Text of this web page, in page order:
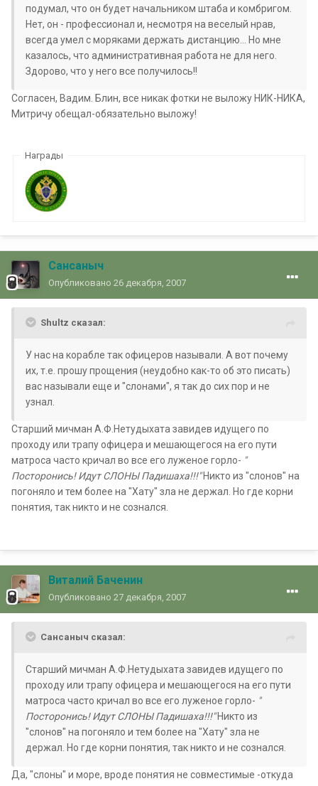
подумал, что он будет начальником штаба и комбригом.
Нет, он - профессионал и, несмотря на веселый нрав,
всегда умел с моряками держать дистанцию... Но мне
казалось, что административная работа не для него.
Здорово, что у него все получилось!!
Согласен, Вадим. Блин, все никак фотки не выложу НИК-НИКА,
Митричу обещал-обязательно выложу!
Награды
Сансаныч
Опубликовано 26 декабря, 2007
Shultz сказал:
У нас на корабле так офицеров называли. А вот почему
их, т.е. прошу прощения (неудобно как-то об это писать)
вас называли еще и "слонами", я так до сих пор и не
узнал.
Старший мичман А.Ф.Нетудыхата завидев идущего по
проходу или трапу офицера и мешающегося на его пути
матроса часто кричал во все его луженое горло- "
Посторонись! Идут СЛОНЫ Падишаха!!!"Никто из "слонов" на
погоняло и тем более на "Хату" зла не держал. Но где корни
понятия, так никто и не сознался.
Виталий Баченин
Опубликовано 27 декабря, 2007
Сансаныч сказал:
Старший мичман А.Ф.Нетудыхата завидев идущего по
проходу или трапу офицера и мешающегося на его пути
матроса часто кричал во все его луженое горло- "
Посторонись! Идут СЛОНЫ Падишаха!!!"Никто из
"слонов" на погоняло и тем более на "Хату" зла не
держал. Но где корни понятия, так никто и не сознался.
Да, "слоны" и море, вроде понятия не совместимые -откуда